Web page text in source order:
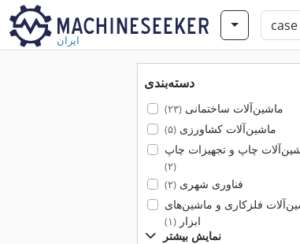
ایران
دسته‌بندی
ماشین‌آلات ساختمانی(۲۳)
ماشین‌آلات کشاورزی(۵)
چاپ و تجهیزات چاپ
(۲)
فناوری شهری(۲)
فلزکاری و ماشین‌های
ابزار(۱)
نمایش بیشتر